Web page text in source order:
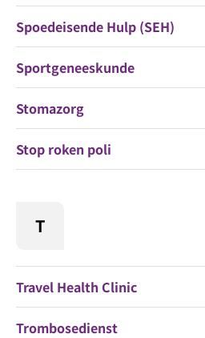
Spoedeisende Hulp (SEH)
Sportgeneeskunde
Stomazorg
Stop roken poli
T
Travel Health Clinic
Trombosedienst